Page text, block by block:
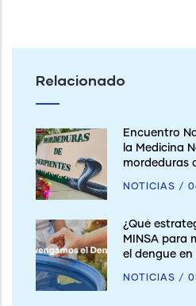
Relacionado
Encuentro
la Medicina
mordeduras
NOTICIAS /
¿Qué
MINSA para
el dengue en
NOTICIAS /